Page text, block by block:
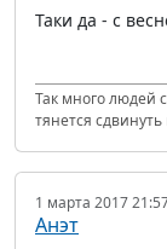
Таки да - с
Так много людей
тянется
1 марта 2017
Анэт